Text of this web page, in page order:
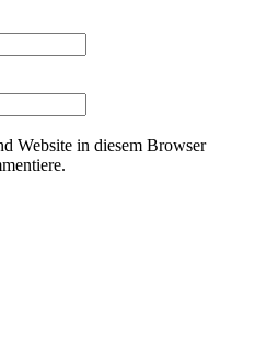
Website in diesem Browser